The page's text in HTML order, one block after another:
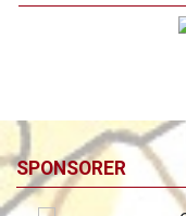
SPONSORER